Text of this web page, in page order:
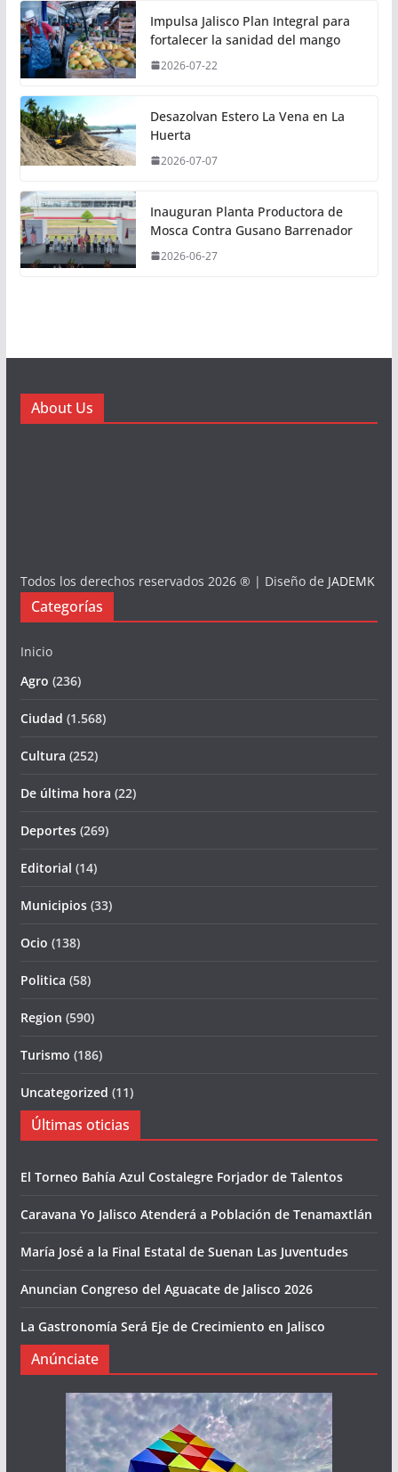
Impulsa Jalisco Plan Integral para
fortalecer la sanidad del mango
2026-07-22
Desazolvan Estero La Vena en La
Huerta
2026-07-07
Inauguran Planta Productora de
Mosca Contra Gusano Barrenador
2026-06-27
About Us
Todos los derechos reservados 2026 ® | Diseño de JADEMK
Categorías
Inicio
Agro (236)
Ciudad (1.568)
Cultura (252)
De última hora (22)
Deportes(269)
Editorial (14)
Municipios(33)
Ocio (138)
Politica (58)
Region (590)
Turismo (186)
Uncategorized (11)
Últimas oticias
El Torneo Bahía Azul Costalegre Forjador de Talentos
Caravana Yo Jalisco Atenderá a Población de Tenamaxtlán
María José a la Final Estatal de Suenan Las Juventudes
Anuncian Congreso del Aguacate de Jalisco 2026
La Gastronomía Será Eje de Crecimiento en Jalisco
Anúnciate